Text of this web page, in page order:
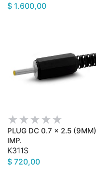
$ 1.600,00
PLUG DC 0.7 x 2.5 (9MM)
IMP.
K311S
$ 720,00